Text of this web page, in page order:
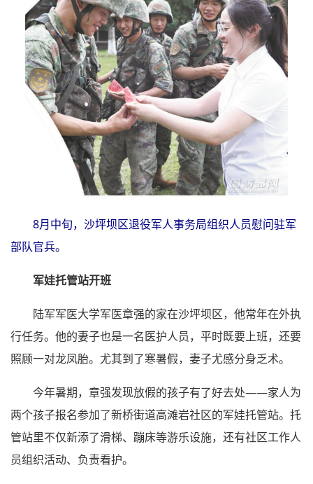
8月中旬，沙坪坝区退役军人事务局组织人员慰问驻军
部队官兵。
军娃托管站开班
陆军军医大学军医章强的家在沙坪坝区，他常年在外执
行任务。他的妻子也是一名医护人员，平时既要上班，还要
照顾一对龙凤胎。尤其到了寒暑假，妻子尤感分身乏术。
今年暑期，章强发现放假的孩子有了好去处——家人为
两个孩子报名参加了新桥街道高滩岩社区的军娃托管站。托
管站里不仅新添了滑梯、蹦床等游乐设施，还有社区工作人
员组织活动、负责看护。